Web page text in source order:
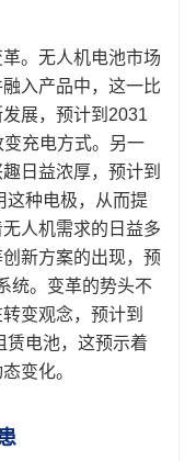
。无人机电池市场
入产品中，这一比
展，预计到2031
充电方式。另一
日益浓厚，预计到
这种电极，从而提
人机需求的日益多
新方案的出现，预
统。变革的势头不
变观念，预计到
赁电池，这预示着
变化。